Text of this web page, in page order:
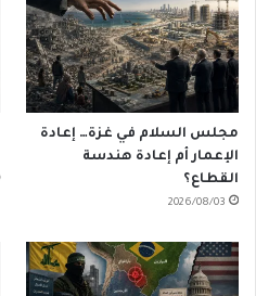
مجلس السلام في غزة… إعادة
الإعمار أم إعادة هندسة
القطاع؟
2026/08/03